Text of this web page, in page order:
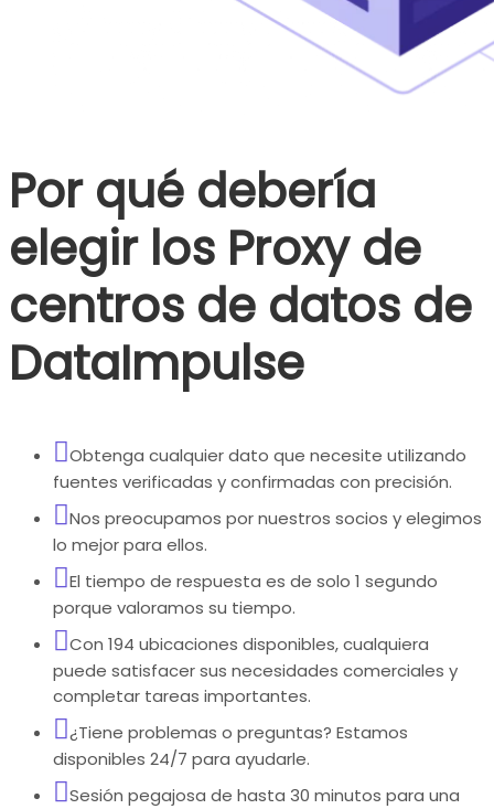
Por qué debería
elegir los Proxy de
centros de datos de
DataImpulse
Obtenga cualquier dato que necesite utilizando
fuentes verificadas y confirmadas con precisión.
Nos preocupamos por nuestros socios y elegimos
lo mejor para ellos.
El tiempo de respuesta es de solo 1 segundo
porque valoramos su tiempo.
Con 194 ubicaciones disponibles, cualquiera
puede satisfacer sus necesidades comerciales y
completar tareas importantes.
¿Tiene problemas o preguntas? Estamos
disponibles 24/7 para ayudarle.
Sesión pegajosa de hasta 30 minutos para una